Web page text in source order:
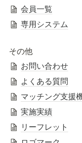
会員一覧
専用システム
その他
お問い合わせ
よくある質問
マッチング支援
実施実績
リーフレット